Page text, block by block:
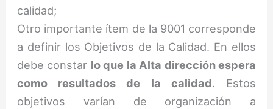
calidad;
Otro importante ítem de la 9001 corresponde
a definir los Objetivos de la Calidad. En ellos
debe constar lo que la Alta dirección espera
como resultados de la calidad. Estos
objetivos varían de organización a